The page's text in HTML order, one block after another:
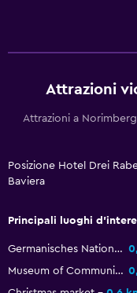
Reception 24h/24
Accessibilità
Cuscino
Cuscino non di piume
Ascensore
Accessibile in
Attrazioni
Attrazioni a
Posizione Hotel Drei
Baviera
Principali luoghi
Germanisches Nationalmuseum
Museum of Communication